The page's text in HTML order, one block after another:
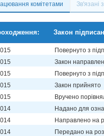
комітетами Зв'язані
Закон
Повернуто з
Закон
Повернуто з
Закон прийнято
Вручено
Надано для
Направлено на
Передано на